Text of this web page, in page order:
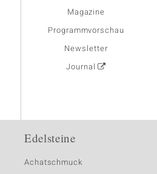
Magazine
Programmvorschau
Newsletter
Journal
Edelsteine
Achatschmuck